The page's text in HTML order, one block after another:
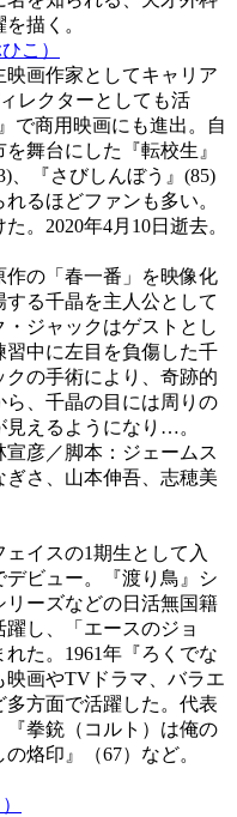
描く。
こ）
画作家としてキャリア
レクターとしても活
で商用映画にも進出。自
舞台にした『転校生』
、『さびしんぼう』(85)
るほどファンも多い。
。2020年4月10日逝去。
作の「春一番」を映像化
る千晶を主人公として
ジャックはゲストとし
中に左目を負傷した千
の手術により、奇跡的
、千晶の目には周りの
見えるようになり…。
彦／脚本：ジェームス
さ、山本伸吾、志穂美
イスの1期生として入
ビュー。『渡り鳥』シ
リーズなどの日活無国籍
し、「エースのジョ
た。1961年『ろくでな
映画やTVドラマ、バラエ
方面で活躍した。代表
『拳銃（コルト）は俺の
烙印』（67）など。